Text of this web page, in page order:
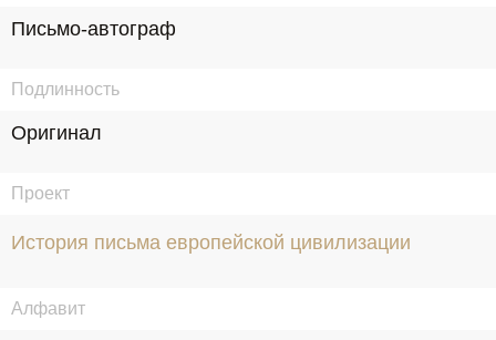
Письмо-автограф
Подлинность
Оригинал
Проект
История письма европейской цивилизации
Алфавит